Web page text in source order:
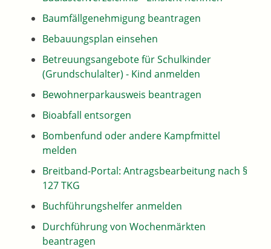
Baumfällgenehmigung beantragen
Bebauungsplan einsehen
Betreuungsangebote für Schulkinder
(Grundschulalter) - Kind anmelden
Bewohnerparkausweis beantragen
Bioabfall entsorgen
Bombenfund oder andere Kampfmittel
melden
Breitband-Portal: Antragsbearbeitung nach §
127 TKG
Buchführungshelfer anmelden
Durchführung von Wochenmärkten
beantragen